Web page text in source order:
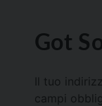
Got
Il tuo
campi